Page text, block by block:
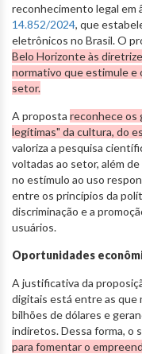
reconhecimento legal em
14.852/2024, que
eletrônicos no Brasil. O
Belo Horizonte às
normativo que estimule e
setor.
A proposta reconhece os
legítimas" da cultura, do
valoriza a pesquisa
voltadas ao setor, além
no estímulo ao uso
entre os princípios da
discriminação e a
usuários.
Oportunidades
A justificativa da
digitais está entre as que
bilhões de dólares e
indiretos. Dessa forma, o
para fomentar o